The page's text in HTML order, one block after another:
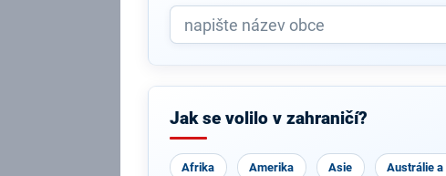
Jak se volilo v zahraničí?
Afrika Amerika Asie Austrálie a